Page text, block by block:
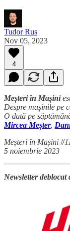
Tudor Rus
Nov 05, 2023
4
Meșteri în Mașini
Despre mașinile pe
O dată pe
Mircea Meșter,
Meșteri în Mașini
5 noiembrie 2023
Newsletter deblocat